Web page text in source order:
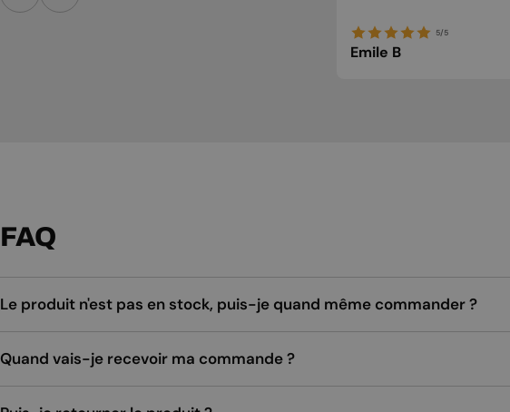
5/5
Emile B
FAQ
Le produit n'est pas en stock, puis-je quand même commander ?
Quand vais-je recevoir ma commande ?